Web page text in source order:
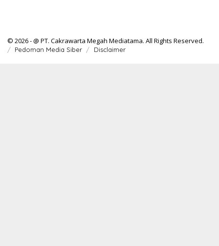
© 2026 - @ PT. Cakrawarta Megah Mediatama. All Rights Reserved.
Pedoman Media Siber Disclaimer